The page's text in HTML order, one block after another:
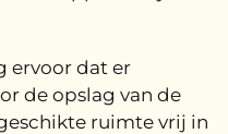
ervoor dat er
de opslag van de
ruimte vrij in